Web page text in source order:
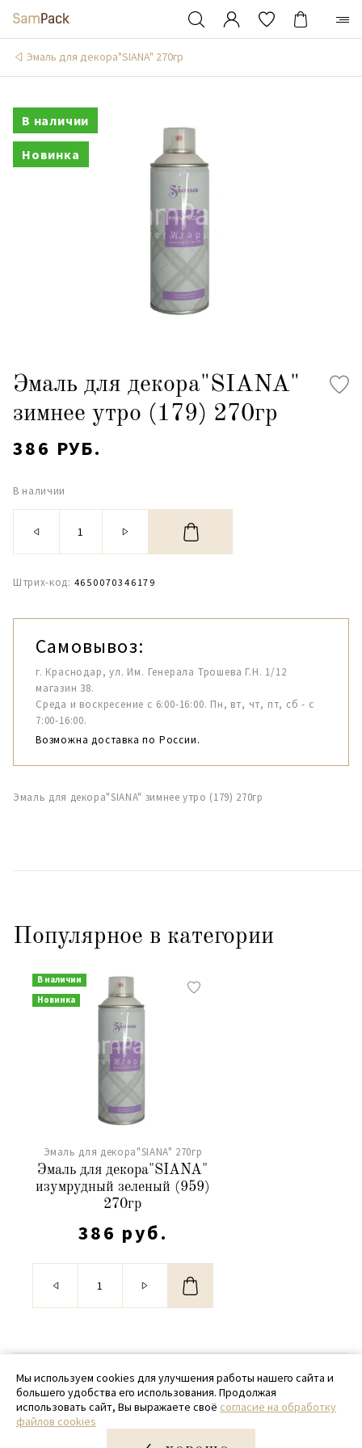
Эмаль для декора"SIANA" 270гр
В наличии
Новинка
Эмаль для декора"SIANA"
зимнее утро (179) 270гр
386 РУБ.
В наличии
Штрих-код: 4650070346179
Самовывоз:
г. Краснодар, ул. Им. Генерала Трошева Г.Н. 1/12
магазин 38.
Среда и воскресение с 6:00-16:00. Пн, вт, чт, пт, сб - с
7:00-16:00.
Возможна доставка по России.
Эмаль для декора"SIANA" зимнее утро (179) 270гр
Популярное в категории
В наличии
Новинка
Эмаль для декора"SIANA" 270гр
Эмаль для декора"SIANA"
изумрудный зеленый (959)
270гр
386 руб.
© 2020 - 2026 SamPack
+ 7 (918) 699-97-87
zakaz@sampack.store
Мы используем cookies для улучшения работы нашего сайта и
большего удобства его использования. Продолжая
использовать сайт, Вы выражаете своё согласие на обработку
файлов cookies